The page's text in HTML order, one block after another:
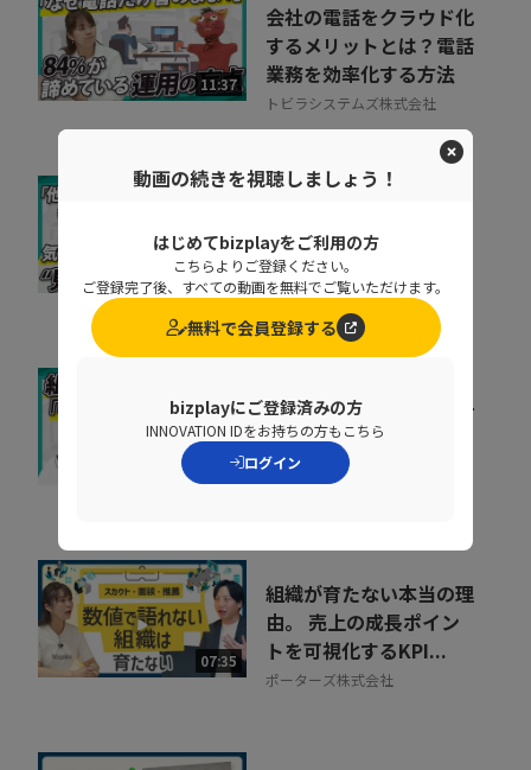
11:37
会社の電話をクラウド化
するメリットとは？電話
業務を効率化する方法
トビラシステムズ株式会社
07:20
る？“見えない失注”を
防ぐ営業の仕組み改革
株式会社シャノン
07:07
キャリア迷子を防ぐ！組
織をあげた「リスキリン
グ」のヒントとは
株式会社ベネッセコーポレーシ
07:35
組織が育たない本当の理
由。 売上の成長ポイン
トを可視化するKPI...
ポーターズ株式会社
動画の続きを視聴しましょう！
はじめてbizplayをご利用の方
こちらよりご登録ください。
ご登録完了後、すべての動画を無料でご覧いただけます。
無料で会員登録する
bizplayにご登録済みの方
INNOVATION IDをお持ちの方もこちら
ログイン